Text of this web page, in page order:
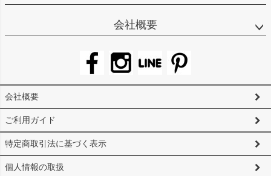
会社概要
会社概要
ご利用ガイド
特定商取引法に基づく表示
個人情報の取扱